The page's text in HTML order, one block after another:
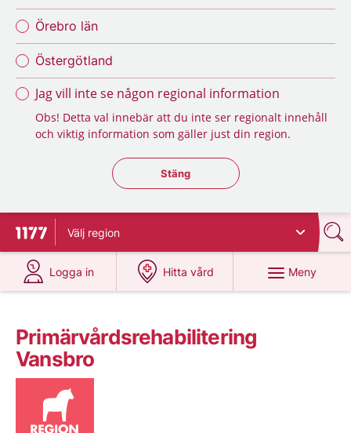
Örebro län
Östergötland
Jag vill inte se någon regional information
Obs! Detta val innebär att du inte ser regionalt innehåll
och viktig information som gäller just din region.
Stäng regionsväljaren
Stäng
Till startsidan för 1177
Välj region
Logga in
på 1177.se
Hitta vård
på 1177.se
Meny
Primärvårdsrehabilitering
Vansbro